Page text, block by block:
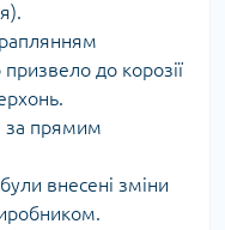
до корозії
за прямим
внесені зміни